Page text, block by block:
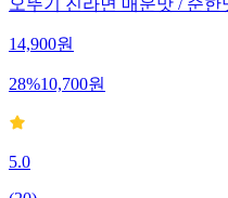
오뚜기 진라면 매운맛 / 순한
14,900원
28%10,700원
5.0